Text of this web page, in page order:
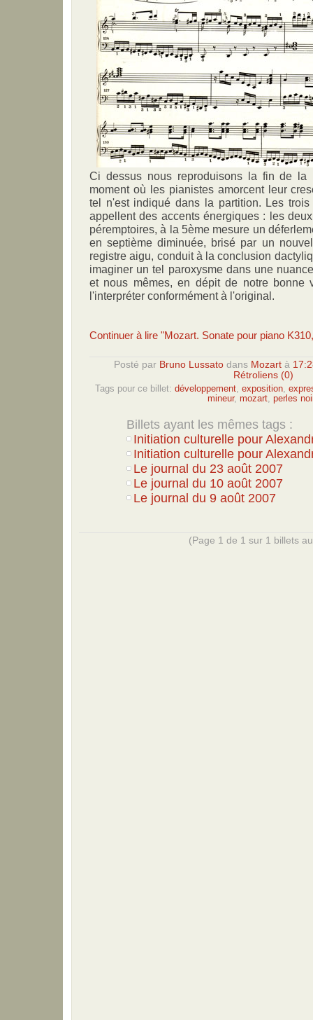
Ci dessus nous reproduisons la fin de la
moment où les pianistes amorcent leur
tel n'est indiqué dans la partition. Les
appellent des accents énergiques : les
péremptoires, à la 5ème mesure un
en septième diminuée, brisé par un
registre aigu, conduit à la conclusion
imaginer un tel paroxysme dans une
et nous mêmes, en dépit de notre bonne
l'interpréter conformément à l'original.
Continuer à lire "Mozart. Sonate pour piano
Posté par Bruno Lussato dans Mozart à
Rétroliens (0)
Tags pour ce billet: développement exposition
mineur, mozart perles
Billets ayant les mêmes tags :
Initiation culturelle pour
Initiation culturelle pour
Le journal du 23 août 2007
Le journal du 10 août 2007
Le journal du 9 août 2007
(Page 1 de 1 sur 1 billets